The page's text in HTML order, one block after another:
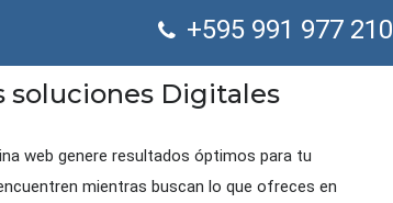
+595 991 977 210
soluciones Digitales
web genere resultados óptimos para tu
mientras buscan lo que ofreces en